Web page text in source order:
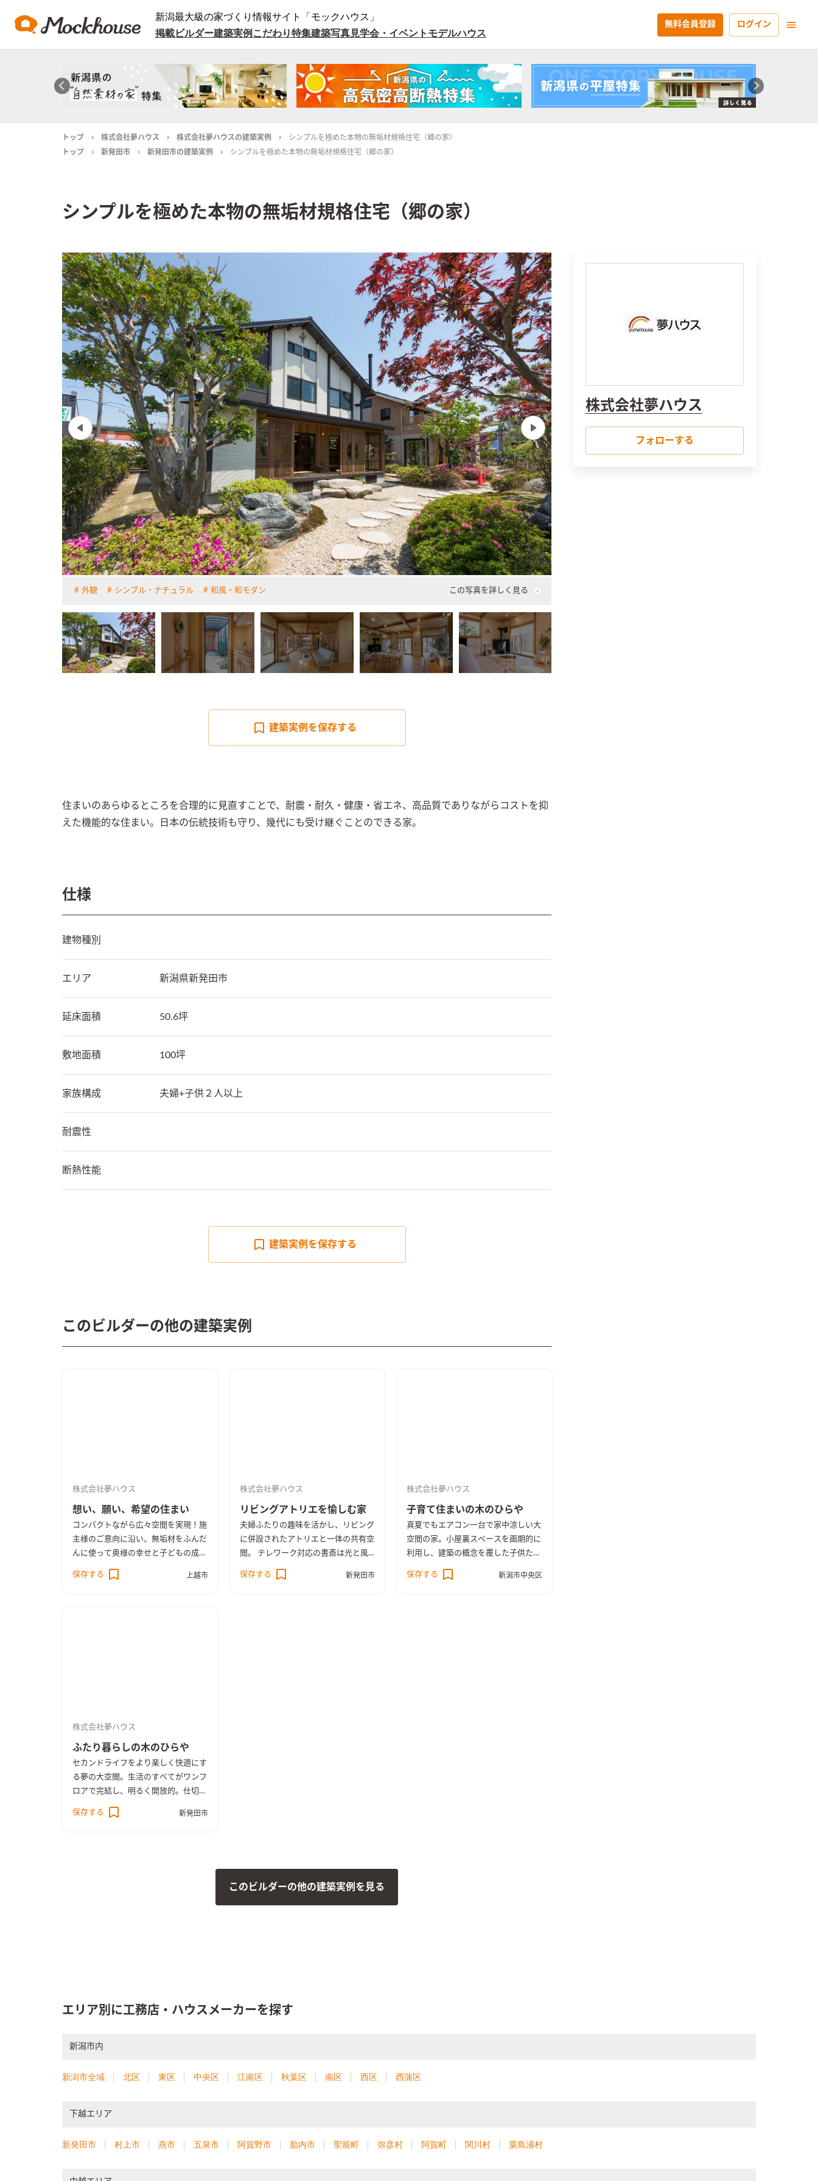
新潟最大級の家づくり情報サイト「モックハウス」
掲載ビルダー建築実例 こだわり特集建築写真見学会・イベント モデルハウス
無料会員登録 ログイン
トップ 株式会社夢ハウス 株式会社夢ハウスの建築実例
シンプルを極めた本物の無垢材規格住宅（郷の家）
トップ
新発田市 新発田市の建築実例 シンプルを極めた本物の無垢材規格住宅（郷の家）
シンプルを極めた本物の無垢材規格住宅（郷の家）
外観 シンプル・ナチュラル 和風・和モダン この写真を詳しく見る
建築実例を保存する
住まいのあらゆるところを合理的に見直すことで、耐震・耐久・健康・省エネ、高品質でありながらコストを抑
えた機能的な住まい。日本の伝統技術も守り、幾代にも受け継ぐことのできる家。
仕様
建物種別
エリア 新潟県新発田市
延床面積 50.6坪
敷地面積 100坪
家族構成 夫婦+子供２人以上
耐震性
断熱性能
建築実例を保存する
このビルダーの他の建築実例
株式会社夢ハウス
想い、願い、希望の住まい
コンパクトながら広々空間を実現！施
主様のご意向に沿い、無垢材をふんだ
んに使って奥様の幸せと子どもの成長
を願い、家族が健やかで安らげる居住
空間となるよう仕上げました。
保存する 上越市
株式会社夢ハウス
リビングアトリエを愉しむ家
夫婦ふたりの趣味を活かし、リビング
に併設されたアトリエと一体の共有空
間。 テレワーク対応の書斎は光と風
を採り込む自然共生型。 オリジナル
の工法により、暖房一台で家中どこで
保存する 新発田市
株式会社夢ハウス
子育て住まいの木のひらや
真夏でもエアコン一台で家中涼しい大
空間の家。小屋裏スペースを画期的に
利用し、建築の概念を覆した子供たち
のスペースを実現。ワンフロアであり
ながら学習や遊び・睡眠スペースを独
保存する 新潟市中央区
株式会社夢ハウス
ふたり暮らしの木のひらや
セカンドライフをより楽しく快適にす
る夢の大空間。生活のすべてがワンフ
ロアで完結し、明るく開放的。仕切り
コン一台で夏涼しく冬あたたかい家。
保存する 新発田市
このビルダーの他の建築実例を見る
株式会社夢ハウス
フォローする
エリア別に工務店・ハウスメーカーを探す
新潟市内
新潟市全域 北区 東区 中央区 江南区 秋葉区 南区 西区 西蒲区
下越エリア
新発田市 村上市 燕市 五泉市 阿賀野市 胎内市 聖籠町 弥彦村 阿賀町 関川村 粟島浦村